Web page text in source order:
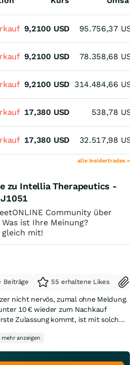
9,2100 USD 95.756,37
9,2100 USD 78.358,68
9,2100 USD 314.484,66
17,380 USD 538,78
17,380 USD 32.517,98
alle Insidertrades »
zu Intellia Therapeutics -
Community über
ist Ihre Meinung?
gleich mit!
Beiträge 55 erhaltene Likes
nicht nervös, zumal ohne Meldung.
10 € wieder zum Nachkauf
mehr anzeigen